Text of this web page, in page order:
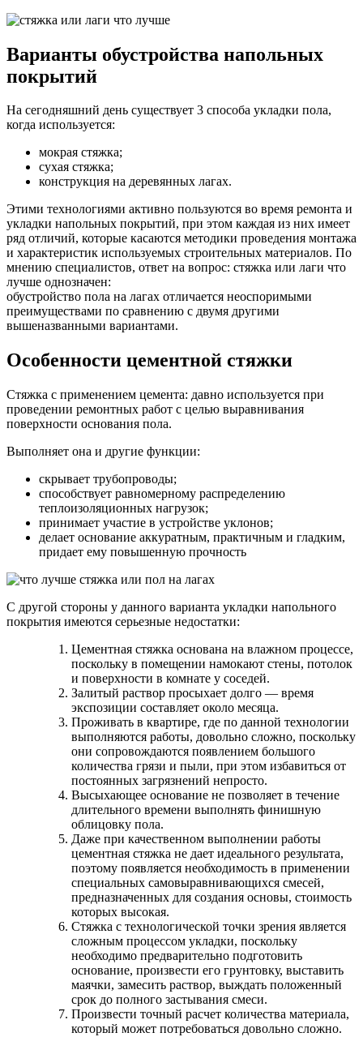
Варианты обустройства напольных
покрытий
На сегодняшний день существует 3 способа укладки пола,
когда используется:
мокрая стяжка;
сухая стяжка;
конструкция на деревянных лагах.
Этими технологиями активно пользуются во время ремонта и
укладки напольных покрытий, при этом каждая из них имеет
ряд отличий, которые касаются методики проведения монтажа
и характеристик используемых строительных материалов. По
мнению специалистов, ответ на вопрос: стяжка или лаги что
лучше однозначен:
обустройство пола на лагах отличается неоспоримыми
преимуществами по сравнению с двумя другими
вышеназванными вариантами.
Особенности цементной стяжки
Стяжка с применением цемента: давно используется при
проведении ремонтных работ с целью выравнивания
поверхности основания пола.
Выполняет она и другие функции:
скрывает трубопроводы;
способствует равномерному распределению
теплоизоляционных нагрузок;
принимает участие в устройстве уклонов;
делает основание аккуратным, практичным и гладким,
придает ему повышенную прочность
С другой стороны у данного варианта укладки напольного
покрытия имеются серьезные недостатки:
Цементная стяжка основана на влажном процессе,
поскольку в помещении намокают стены, потолок
и поверхности в комнате у соседей.
Залитый раствор просыхает долго — время
экспозиции составляет около месяца.
Проживать в квартире, где по данной технологии
выполняются работы, довольно сложно, поскольку
они сопровождаются появлением большого
количества грязи и пыли, при этом избавиться от
постоянных загрязнений непросто.
Высыхающее основание не позволяет в течение
длительного времени выполнять финишную
облицовку пола.
Даже при качественном выполнении работы
цементная стяжка не дает идеального результата,
поэтому появляется необходимость в применении
специальных самовыравнивающихся смесей,
предназначенных для создания основы, стоимость
которых высокая.
Стяжка с технологической точки зрения является
сложным процессом укладки, поскольку
необходимо предварительно подготовить
основание, произвести его грунтовку, выставить
маячки, замесить раствор, выждать положенный
срок до полного застывания смеси.
Произвести точный расчет количества материала,
который может потребоваться довольно сложно.